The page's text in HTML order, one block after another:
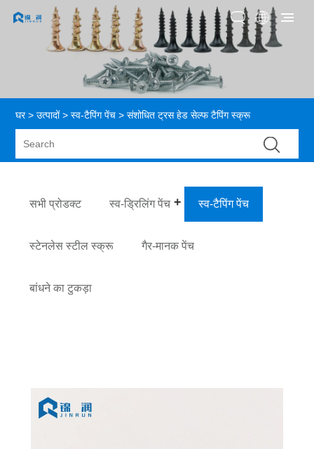
घर > उत्पादों>स्व-टैपिंग पेंच > संशोधित ट्रस हेड सेल्फ टैपिंग स्क्रू
सभी प्रोडक्ट स्व-ड्रिलिंग पेंच स्व-टैपिंग पेंच
स्टेनलेस स्टील स्क्रू गैर-मानक पेंच
बांधने का टुकड़ा